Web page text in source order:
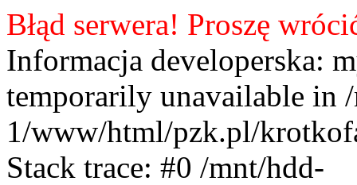
Błąd serwera! Proszę
Informacja developerska:
temporarily unavailable in
1/www/html/pzk.pl/
Stack trace: #0 /mnt/hdd-